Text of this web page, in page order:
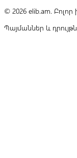
© 2026 elib.am.
Պայմաններ և